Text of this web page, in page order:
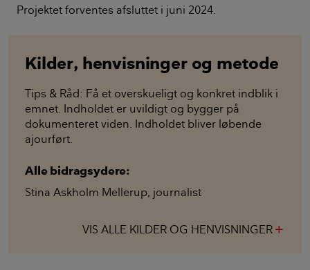
Projektet forventes afsluttet i juni 2024.
Kilder, henvisninger og metode
Tips & Råd: Få et overskueligt og konkret indblik i
emnet. Indholdet er uvildigt og bygger på
dokumenteret viden. Indholdet bliver løbende
ajourført.
Alle bidragsydere:
Stina Askholm Mellerup, journalist
VIS ALLE KILDER OG HENVISNINGER